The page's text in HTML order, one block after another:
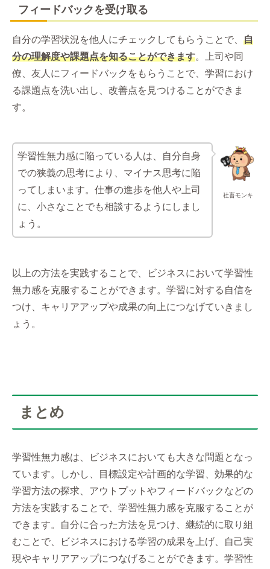
フィードバックを受け取る
自分の学習状況を他人にチェックしてもらうことで、 自
分の理解度や課題点を知ることができます。上司や同
僚、友人にフィードバックをもらうことで、学習におけ
る課題点を洗い出し、改善点を見つけることができま
す。
社畜モンキ
学習性無力感に陥っている人は、自分自身
での狭義の思考により、マイナス思考に陥
ってしまいます。仕事の進歩を他人や上司
に、小さなことでも相談するようにしまし
ょう。
以上の方法を実践することで、ビジネスにおいて学習性
無力感を克服することができます。学習に対する自信を
つけ、キャリアアップや成果の向上につなげていきまし
ょう。
まとめ
学習性無力感は、ビジネスにおいても大きな問題となっ
ています。しかし、目標設定や計画的な学習、効果的な
学習方法の探求、アウトプットやフィードバックなどの
方法を実践することで、学習性無力感を克服することが
できます。自分に合った方法を見つけ、継続的に取り組
むことで、ビジネスにおける学習の成果を上げ、自己実
現やキャリアアップにつなげることができます。学習性